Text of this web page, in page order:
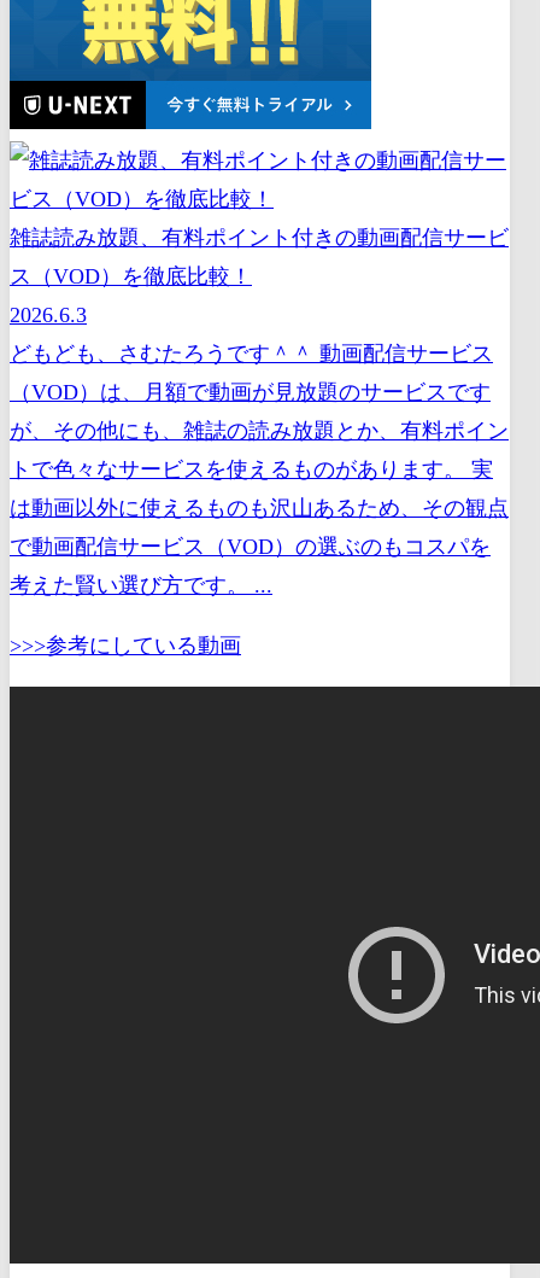
雑誌読み放題、有料ポイント付きの動画配信サービ
ス（VOD）を徹底比較！
2026.6.3
どもども、さむたろうです＾＾ 動画配信サービス
（VOD）は、月額で動画が見放題のサービスです
が、その他にも、雑誌の読み放題とか、有料ポイン
トで色々なサービスを使えるものがあります。 実
は動画以外に使えるものも沢山あるため、その観点
で動画配信サービス（VOD）の選ぶのもコスパを
考えた賢い選び方です。 ...
>>>参考にしている動画